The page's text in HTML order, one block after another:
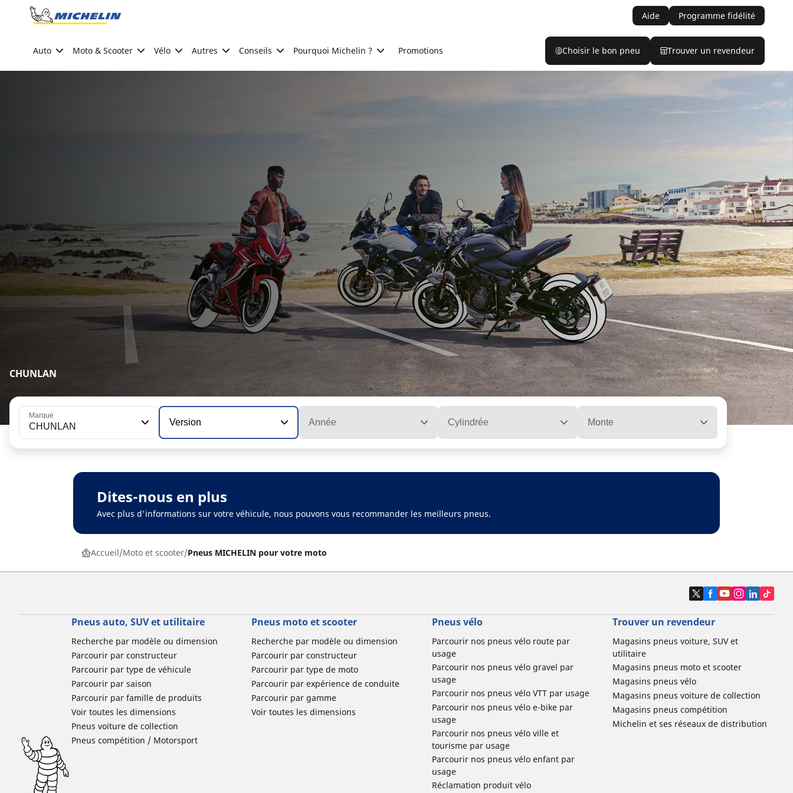
Go to page content
Aide Programme fidélité
Auto Moto & Scooter Vélo Autres Conseils Pourquoi Michelin ? Promotions Choisir le bon pneu Trouver un revendeur
CHUNLAN
Marque
CHUNLAN Version Année Cylindrée Monte
Dites-nous en plus
Avec plus d'informations sur votre véhicule, nous pouvons vous recommander les meilleurs pneus.
Accueil Moto et scooter Pneus MICHELIN pour votre moto
Pneus auto, SUV et utilitaire
Recherche par modèle ou dimension
Parcourir par constructeur
Parcourir par type de véhicule
Parcourir par saison
Parcourir par famille de produits
Voir toutes les dimensions
Pneus voiture de collection
Pneus compétition / Motorsport
Pneus moto et scooter
Recherche par modèle ou dimension
Parcourir par constructeur
Parcourir par type de moto
Parcourir par expérience de conduite
Parcourir par gamme
Voir toutes les dimensions
Pneus vélo
Parcourir nos pneus vélo route par
usage
Parcourir nos pneus vélo gravel par
usage
Parcourir nos pneus vélo VTT par usage
Parcourir nos pneus vélo e-bike par
usage
Parcourir nos pneus vélo ville et
tourisme par usage
Parcourir nos pneus vélo enfant par
usage
Réclamation produit vélo
Trouver un revendeur
Magasins pneus voiture, SUV et
utilitaire
Magasins pneus moto et scooter
Magasins pneus vélo
Magasins pneus voiture de collection
Magasins pneus compétition
Michelin et ses réseaux de distribution